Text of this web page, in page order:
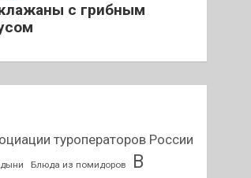
с грибным
туроператоров России
Блюда из помидоров
В